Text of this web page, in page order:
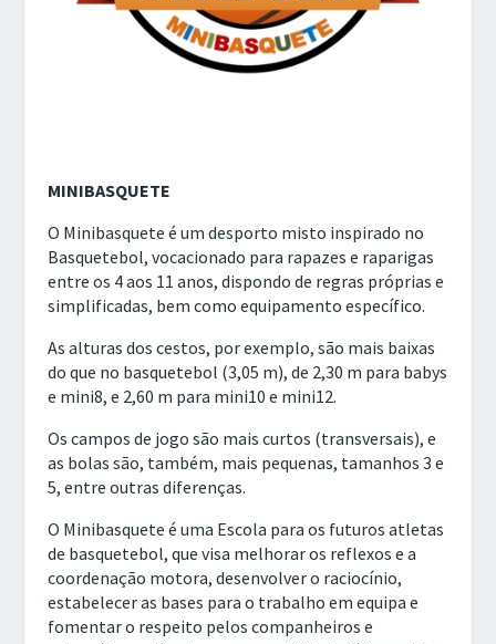
MINIBASQUETE
O Minibasquete é um desporto misto inspirado no
Basquetebol, vocacionado para rapazes e raparigas
entre os 4 aos 11 anos, dispondo de regras próprias e
simplificadas, bem como equipamento específico.
As alturas dos cestos, por exemplo, são mais baixas
do que no basquetebol (3,05 m), de 2,30 m para babys
e mini8, e 2,60 m para mini10 e mini12.
Os campos de jogo são mais curtos (transversais), e
as bolas são, também, mais pequenas, tamanhos 3 e
5, entre outras diferenças.
O Minibasquete é uma Escola para os futuros atletas
de basquetebol, que visa melhorar os reflexos e a
coordenação motora, desenvolver o raciocínio,
estabelecer as bases para o trabalho em equipa e
fomentar o respeito pelos companheiros e